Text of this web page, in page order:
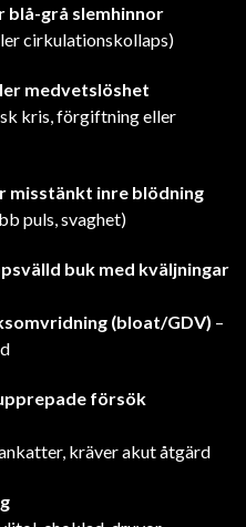
blå-grå slemhinnor
cirkulationskollaps)
medvetslöshet
kris, förgiftning eller
misstänkt inre blödning
puls, svaghet)
buk med kväljningar
(bloat/GDV) –
försök
kräver akut åtgärd